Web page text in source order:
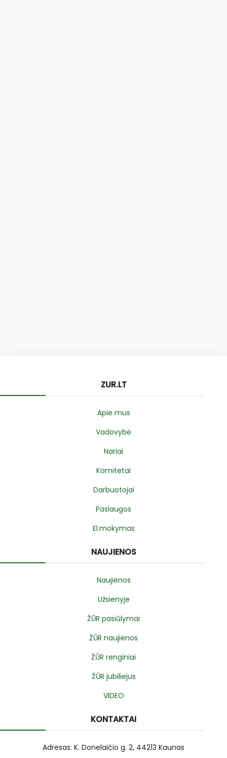
ZUR.LT
Apie mus
Vadovybė
Nariai
Komitetai
Darbuotojai
Paslaugos
El.mokymas
NAUJIENOS
Naujienos
Užsienyje
ŽŪR pasiūlymai
ŽŪR naujienos
ŽŪR renginiai
ŽŪR jubiliejus
VIDEO
KONTAKTAI
Adresas: K. Donelaičio g. 2, 44213 Kaunas